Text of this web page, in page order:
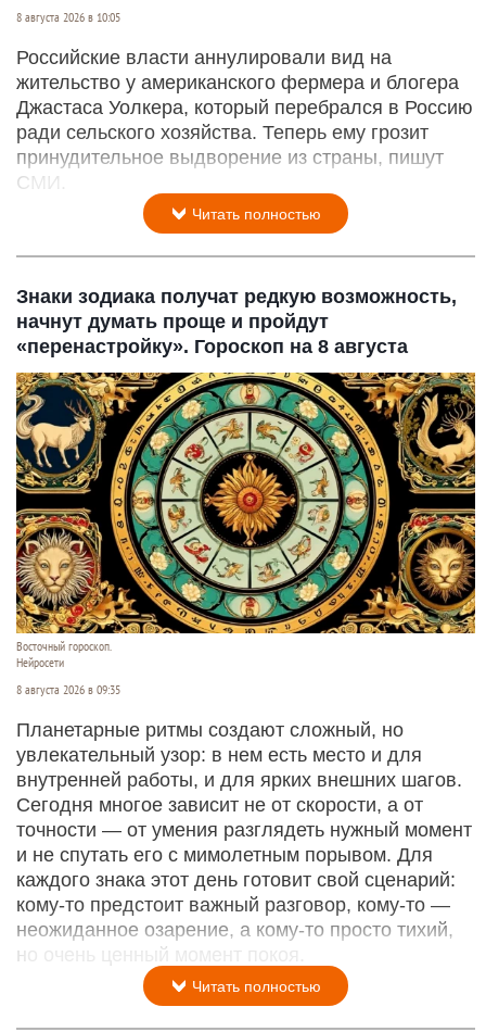
8 августа 2026 в 10:05
Российские власти аннулировали вид на
жительство у американского фермера и блогера
Джастаса Уолкера, который перебрался в Россию
ради сельского хозяйства. Теперь ему грозит
принудительное выдворение из страны, пишут
СМИ.
Читать полностью
Знаки зодиака получат редкую возможность,
начнут думать проще и пройдут
«перенастройку». Гороскоп на 8 августа
Восточный гороскоп.
Нейросети
8 августа 2026 в 09:35
Планетарные ритмы создают сложный, но
увлекательный узор: в нем есть место и для
внутренней работы, и для ярких внешних шагов.
Сегодня многое зависит не от скорости, а от
точности — от умения разглядеть нужный момент
и не спутать его с мимолетным порывом. Для
каждого знака этот день готовит свой сценарий:
кому‑то предстоит важный разговор, кому‑то —
неожиданное озарение, а кому‑то просто тихий,
но очень ценный момент покоя.
Читать полностью